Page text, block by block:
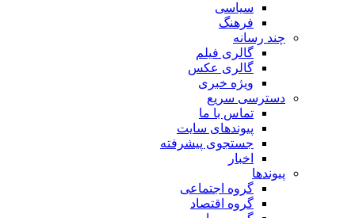
سیاسی
فرهنگ
چند رسانه
گالری فیلم
گالری عکس
ویژه خبری
دسترسی سریع
تماس با ما
پیوندهای سایت
جستجوی پیشرفته
اخبار
پیوندها
گروه اجتماعی
گروه اقتصاد